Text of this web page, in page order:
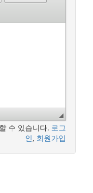
수 있습니다. 로그
인 , 회원가입